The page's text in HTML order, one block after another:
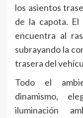
los asientos
de la capota.
encuentra al
subrayando la
trasera del
Todo el
dinamismo,
iluminación